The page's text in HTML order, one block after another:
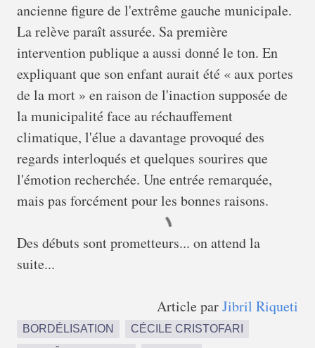
ancienne figure de l'extrême gauche municipale.
La relève paraît assurée. Sa première
intervention publique a aussi donné le ton. En
expliquant que son enfant aurait été « aux portes
de la mort » en raison de l'inaction supposée de
la municipalité face au réchauffement
climatique, l'élue a davantage provoqué des
regards interloqués et quelques sourires que
l'émotion recherchée. Une entrée remarquée,
mais pas forcément pour les bonnes raisons.
Des débuts sont prometteurs... on attend la
suite...
Article parJibril Riqueti
BORDÉLISATION
CÉCILE CRISTOFARI